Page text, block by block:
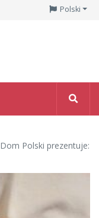
Polski
Dom Polski prezentuje: